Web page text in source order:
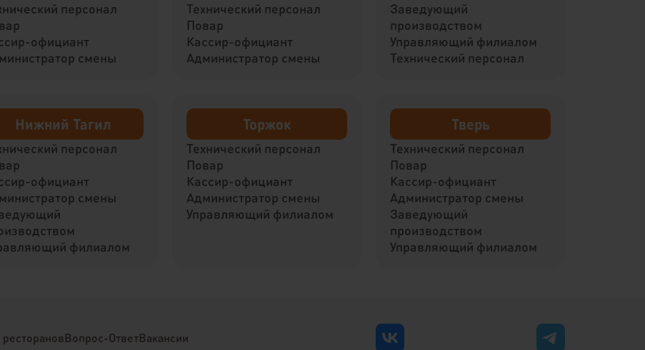
персонал
официант
смены
Технический персонал
Повар
Кассир-официант
Администратор смены
Заведующий
производством
Управляющий филиалом
Технический персонал
Нижний Тагил
персонал
официант
смены
филиалом
Торжок
Технический персонал
Повар
Кассир-официант
Администратор смены
Управляющий филиалом
Тверь
Технический персонал
Повар
Кассир-официант
Администратор смены
Заведующий
производством
Управляющий филиалом
Вопрос-ОтветВакансии